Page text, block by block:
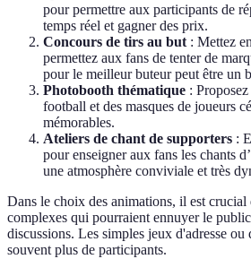
pour permettre aux participants de
temps réel et gagner des prix.
Concours de tirs au but : Mettez
permettez aux fans de tenter de
pour le meilleur buteur peut être un
Photobooth thématique :
football et des masques de joueurs
mémorables.
Ateliers de chant de supporters :
pour enseigner aux fans les chants
une atmosphère conviviale et très
Dans le choix des animations, il est
complexes qui pourraient ennuyer le
discussions. Les simples jeux d'adresse ou
souvent plus de participants.